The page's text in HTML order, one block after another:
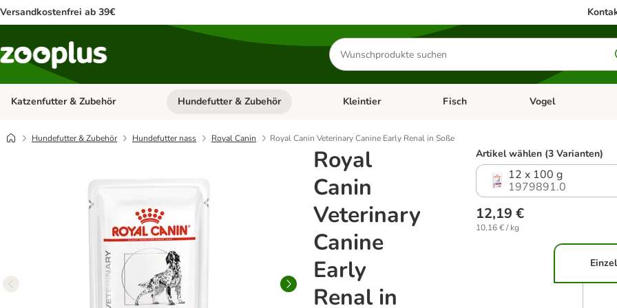
Versandkostenfrei ab 39€
Produkte
suchen
Katzenfutter & Zubehör Kategorie-Menü öffnen: Katzenfutter & Zubehör
Hundefutter & Zubehör Kategorie-Menü öffnen: Hundefutter & Zubehör
Kleintier Kategorie-Menü öffnen: Kleintier
Fisch Kategorie-Menü
Vogel
Hundefutter & Zubehör Hundefutter nass Royal Canin Royal Canin Veterinary Canine Early Renal in Soße
Royal
Canin
Veterinary
Canine
Early
Renal in
Artikel wählen (3 Varianten)
12 x 100 g
1979891.0
12,19 €
10,16 € / kg